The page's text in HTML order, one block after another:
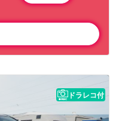
ドラレコ付